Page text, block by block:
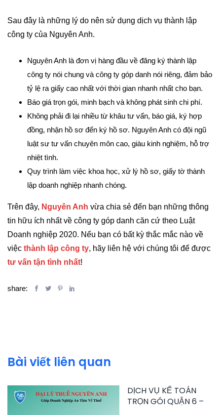
Sau đây là những lý do nên sử dụng dịch vụ thành lập
công ty của Nguyên Anh.
Nguyên Anh là đơn vị hàng đầu về đăng ký thành lập
công ty nói chung và công ty góp danh nói riêng, đảm bảo
tỷ lệ ra giấy cao nhất với thời gian nhanh nhất cho bạn.
Báo giá trọn gói, minh bạch và không phát sinh chi phí.
Không phải đi lại nhiều từ khâu tư vấn, báo giá, ký hợp
đồng, nhận hồ sơ đến ký hồ sơ. Nguyên Anh có đội ngũ
luật sư tư vấn chuyên môn cao, giàu kinh nghiệm, hỗ trợ
nhiệt tình.
Quy trình làm việc khoa học, xử lý hồ sơ, giấy tờ thành
lập doanh nghiệp nhanh chóng.
Trên đây, Nguyên Anh vừa chia sẻ đến bạn những thông
tin hữu ích nhất về công ty góp danh căn cứ theo Luật
Doanh nghiệp 2020. Nếu bạn có bất kỳ thắc mắc nào về
việc thành lập công ty, hãy liên hệ với chúng tôi để được
tư vấn tận tình nhất!
share:
Bài viết liên quan
DỊCH VỤ KẾ TOÁN
TRỌN GÓI QUẬN 6 –